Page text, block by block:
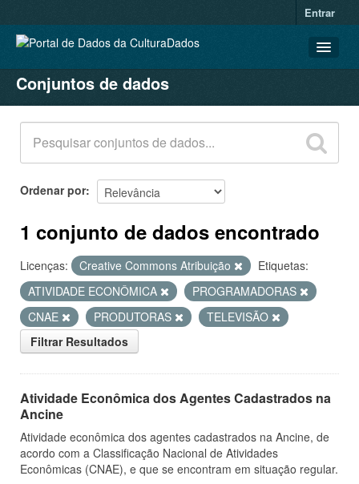
Entrar
CONJUNTOS DE DADOS
ORGANIZAÇÕES
GRUPOS
SOBRE
Conjuntos de dados
Ordenar por
1 conjunto de dados encontrado
Licenças: Creative Commons Atribuição
Etiquetas:
ATIVIDADE ECONÔMICA
PROGRAMADORAS
CNAE
PRODUTORAS
TELEVISÃO
Filtrar Resultados
Atividade Econômica dos Agentes Cadastrados na
Ancine
Atividade econômica dos agentes cadastrados na Ancine, de
acordo com a Classificação Nacional de Atividades
Econômicas (CNAE), e que se encontram em situação regular.